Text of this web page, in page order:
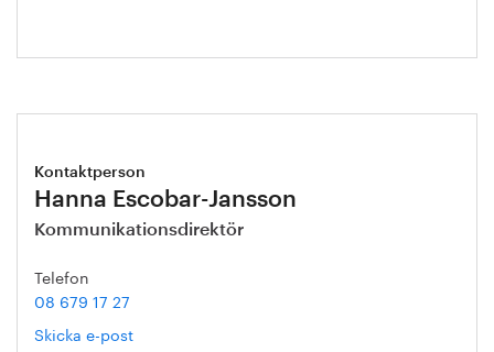
Kontaktperson
Hanna Escobar-Jansson
Kommunikationsdirektör
Telefon
08 679 17 27
Skicka e-post